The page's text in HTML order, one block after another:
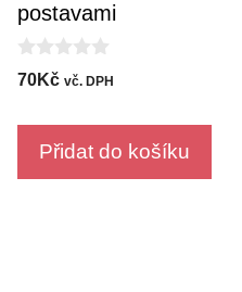
postavami
0
o
t
5
70Kč vč. DPH
Přidat do košíku